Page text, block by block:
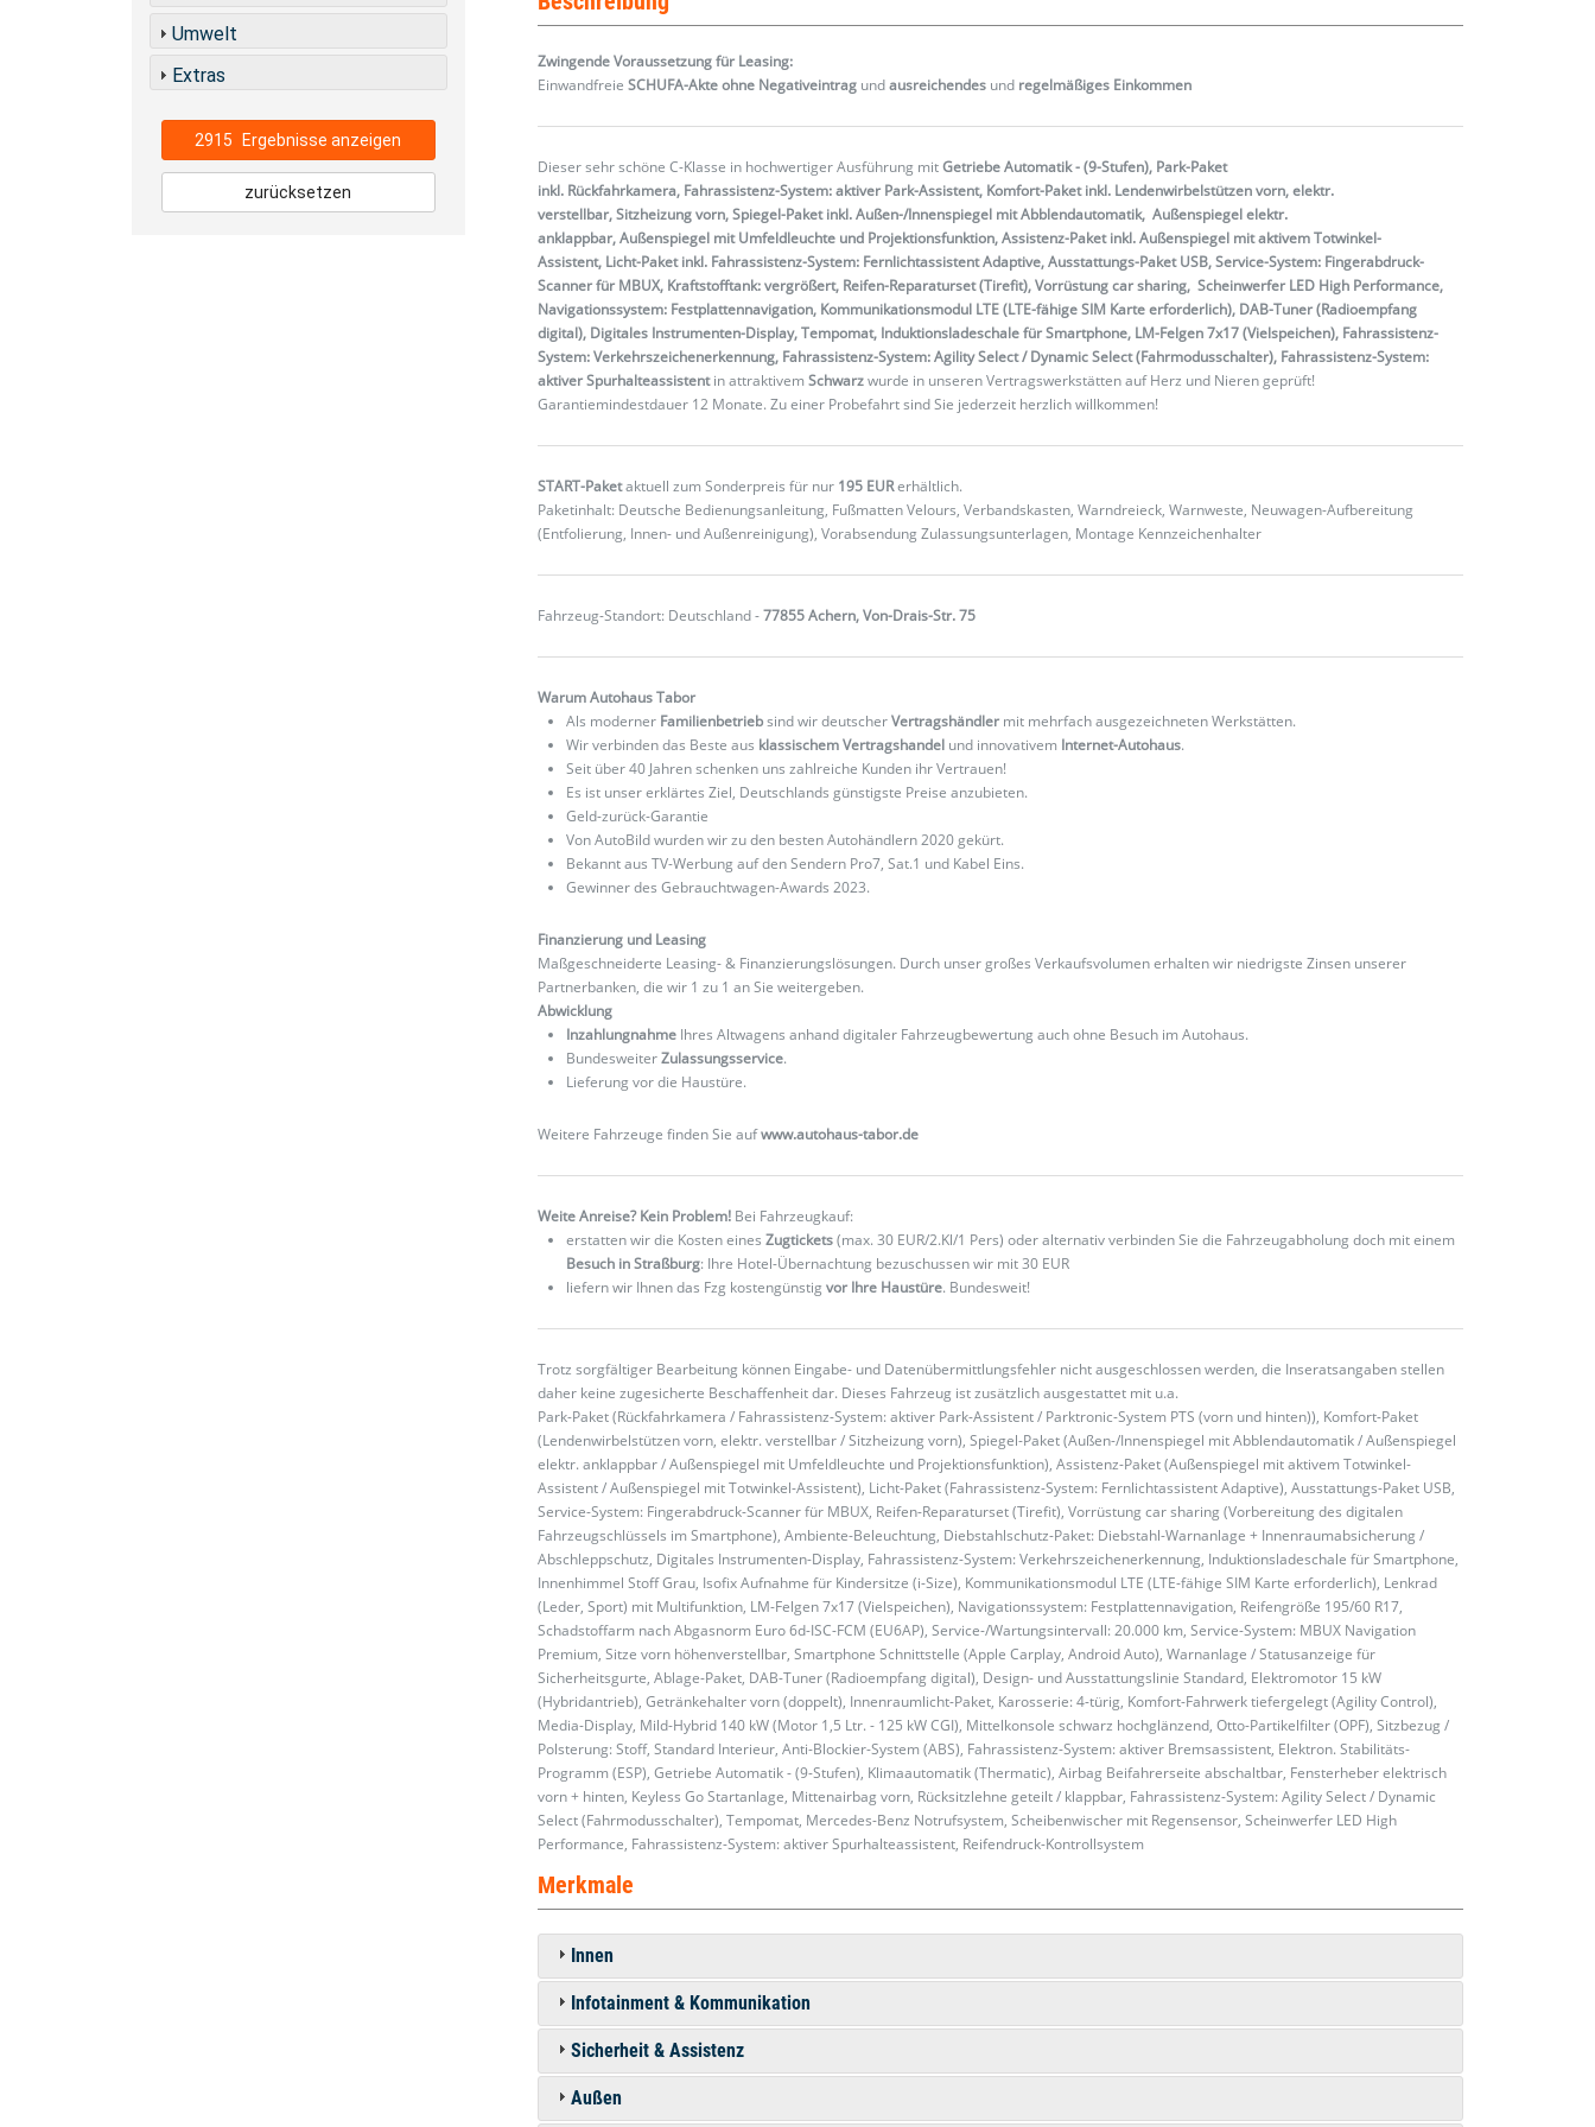
Zwingende Voraussetzung für Leasing:
EinwandfreieSCHUFA-Akte ohne Negativeintrag undausreichendes und regelmäßiges Einkommen
Dieser sehr schöne C-Klasse in hochwertiger Ausführung mitGetriebe Automatik - (9-Stufen), Park-Paket
inkl. Rückfahrkamera, Fahrassistenz-System: aktiver Park-Assistent, Komfort-Paket inkl. Lendenwirbelstützen vorn, elektr.
verstellbar, Sitzheizung vorn, Spiegel-Paket inkl. Außen-/Innenspiegel mit Abblendautomatik, Außenspiegel elektr.
anklappbar, Außenspiegel mit Umfeldleuchte und Projektionsfunktion, Assistenz-Paket inkl. Außenspiegel mit aktivem Totwinkel-
Assistent, Licht-Paket inkl. Fahrassistenz-System: Fernlichtassistent Adaptive, Ausstattungs-Paket USB, Service-System: Fingerabdruck-
Scanner für MBUX, Kraftstofftank: vergrößert, Reifen-Reparaturset (Tirefit), Vorrüstung car sharing, Scheinwerfer LED High Performance,
Navigationssystem: Festplattennavigation, Kommunikationsmodul LTE (LTE-fähige SIM Karte erforderlich), DAB-Tuner (Radioempfang
digital), Digitales Instrumenten-Display, Tempomat, Induktionsladeschale für Smartphone, LM-Felgen 7x17 (Vielspeichen), Fahrassistenz-
System: Verkehrszeichenerkennung, Fahrassistenz-System: Agility Select / Dynamic Select (Fahrmodusschalter), Fahrassistenz-System:
aktiver Spurhalteassistentin attraktivemSchwarzwurde in unseren Vertragswerkstätten auf Herz und Nieren geprüft!
Garantiemindestdauer 12 Monate. Zu einer Probefahrt sind Sie jederzeit herzlich willkommen!
START-Paketaktuell zum Sonderpreis für nur 195 EURerhältlich.
Paketinhalt: Deutsche Bedienungsanleitung, Fußmatten Velours, Verbandskasten, Warndreieck, Warnweste, Neuwagen-Aufbereitung
(Entfolierung, Innen- und Außenreinigung), Vorabsendung Zulassungsunterlagen, Montage Kennzeichenhalter
Fahrzeug-Standort: Deutschland -77855 Achern, Von-Drais-Str. 75
Warum Autohaus Tabor
Als moderner Familienbetriebsind wir deutscherVertragshändler mit mehrfach ausgezeichneten Werkstätten.
Wir verbinden das Beste aus klassischem Vertragshandel und innovativem Internet-Autohaus.
Seit über 40 Jahren schenken uns zahlreiche Kunden ihr Vertrauen!
Es ist unser erklärtes Ziel, Deutschlands günstigste Preise anzubieten.
Geld-zurück-Garantie
Von AutoBild wurden wir zu den besten Autohändlern 2020 gekürt.
Bekannt aus TV-Werbung auf den Sendern Pro7, Sat.1 und Kabel Eins.
Gewinner des Gebrauchtwagen-Awards 2023.
Finanzierung und Leasing
Maßgeschneiderte Leasing- & Finanzierungslösungen. Durch unser großes Verkaufsvolumen erhalten wir niedrigste Zinsen unserer
Partnerbanken, die wir 1 zu 1 an Sie weitergeben.
Abwicklung
Inzahlungnahme Ihres Altwagens anhand digitaler Fahrzeugbewertung auch ohne Besuch im Autohaus.
BundesweiterZulassungsservice.
Lieferung vor die Haustüre.
Weitere Fahrzeuge finden Sie aufwww.autohaus-tabor.de
Weite Anreise? Kein Problem! Bei Fahrzeugkauf:
erstatten wir die Kosten einesZugtickets(max. 30 EUR/2.Kl/1 Pers) oder alternativ verbinden Sie die Fahrzeugabholung doch mit einem
Besuch in Straßburg: Ihre Hotel-Übernachtung bezuschussen wir mit 30 EUR
liefern wir Ihnen das Fzg kostengünstigvor Ihre Haustüre. Bundesweit!
Trotz sorgfältiger Bearbeitung können Eingabe- und Datenübermittlungsfehler nicht ausgeschlossen werden, die Inseratsangaben stellen
daher keine zugesicherte Beschaffenheit dar. Dieses Fahrzeug ist zusätzlich ausgestattet mit u.a.
Park-Paket (Rückfahrkamera / Fahrassistenz-System: aktiver Park-Assistent / Parktronic-System PTS (vorn und hinten)), Komfort-Paket
(Lendenwirbelstützen vorn, elektr. verstellbar / Sitzheizung vorn), Spiegel-Paket (Außen-/Innenspiegel mit Abblendautomatik / Außenspiegel
elektr. anklappbar / Außenspiegel mit Umfeldleuchte und Projektionsfunktion), Assistenz-Paket (Außenspiegel mit aktivem Totwinkel-
Assistent / Außenspiegel mit Totwinkel-Assistent), Licht-Paket (Fahrassistenz-System: Fernlichtassistent Adaptive), Ausstattungs-Paket USB,
Service-System: Fingerabdruck-Scanner für MBUX, Reifen-Reparaturset (Tirefit), Vorrüstung car sharing (Vorbereitung des digitalen
Fahrzeugschlüssels im Smartphone), Ambiente-Beleuchtung, Diebstahlschutz-Paket: Diebstahl-Warnanlage + Innenraumabsicherung /
Abschleppschutz, Digitales Instrumenten-Display, Fahrassistenz-System: Verkehrszeichenerkennung, Induktionsladeschale für Smartphone,
Innenhimmel Stoff Grau, Isofix Aufnahme für Kindersitze (i-Size), Kommunikationsmodul LTE (LTE-fähige SIM Karte erforderlich), Lenkrad
(Leder, Sport) mit Multifunktion, LM-Felgen 7x17 (Vielspeichen), Navigationssystem: Festplattennavigation, Reifengröße 195/60 R17,
Schadstoffarm nach Abgasnorm Euro 6d-ISC-FCM (EU6AP), Service-/Wartungsintervall: 20.000 km, Service-System: MBUX Navigation
Premium, Sitze vorn höhenverstellbar, Smartphone Schnittstelle (Apple Carplay, Android Auto), Warnanlage / Statusanzeige für
Sicherheitsgurte, Ablage-Paket, DAB-Tuner (Radioempfang digital), Design- und Ausstattungslinie Standard, Elektromotor 15 kW
(Hybridantrieb), Getränkehalter vorn (doppelt), Innenraumlicht-Paket, Karosserie: 4-türig, Komfort-Fahrwerk tiefergelegt (Agility Control),
Media-Display, Mild-Hybrid 140 kW (Motor 1,5 Ltr. - 125 kW CGI), Mittelkonsole schwarz hochglänzend, Otto-Partikelfilter (OPF), Sitzbezug /
Polsterung: Stoff, Standard Interieur, Anti-Blockier-System (ABS), Fahrassistenz-System: aktiver Bremsassistent, Elektron. Stabilitäts-
Programm (ESP), Getriebe Automatik - (9-Stufen), Klimaautomatik (Thermatic), Airbag Beifahrerseite abschaltbar, Fensterheber elektrisch
vorn + hinten, Keyless Go Startanlage, Mittenairbag vorn, Rücksitzlehne geteilt / klappbar, Fahrassistenz-System: Agility Select / Dynamic
Select (Fahrmodusschalter), Tempomat, Mercedes-Benz Notrufsystem, Scheibenwischer mit Regensensor, Scheinwerfer LED High
Performance, Fahrassistenz-System: aktiver Spurhalteassistent, Reifendruck-Kontrollsystem
Merkmale
Innen
Infotainment & Kommunikation
Sicherheit & Assistenz
Außen
Umwelt
Extras
2915 Ergebnisse anzeigen
zurücksetzen